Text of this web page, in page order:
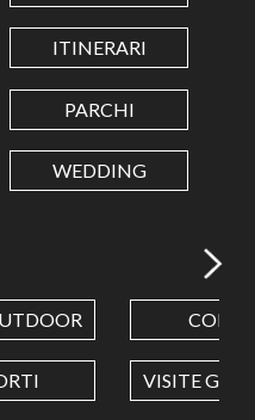
(.) as decimal separator.
ITINERARI
PARCHI
WEDDING
CORSI
VISITE